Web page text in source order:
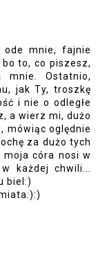
ode mnie, fajnie
to, co piszesz,
mnie. Ostatnio,
jak Ty, troszkę
i nie o odległe
a wierz mi, dużo
mówiąc oględnie
za dużo tych
córa nosi w
każdej chwili...
biel:)